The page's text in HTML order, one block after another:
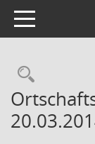
Toggle navigation